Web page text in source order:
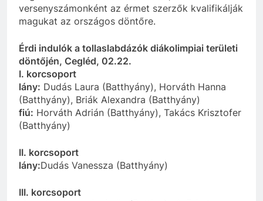
versenyszámonként az érmet szerzők kvalifikálják
magukat az országos döntőre.
Érdi indulók a tollaslabdázók diákolimpiai területi
döntőjén, Cegléd, 02.22.
I. korcsoport
lány: Dudás Laura (Batthyány), Horváth Hanna
(Batthyány), Briák Alexandra (Batthyány)
fiú: Horváth Adrián (Batthyány), Takács Krisztofer
(Batthyány)
II. korcsoport
lány:Dudás Vanessza (Batthyány)
III. korcsoport